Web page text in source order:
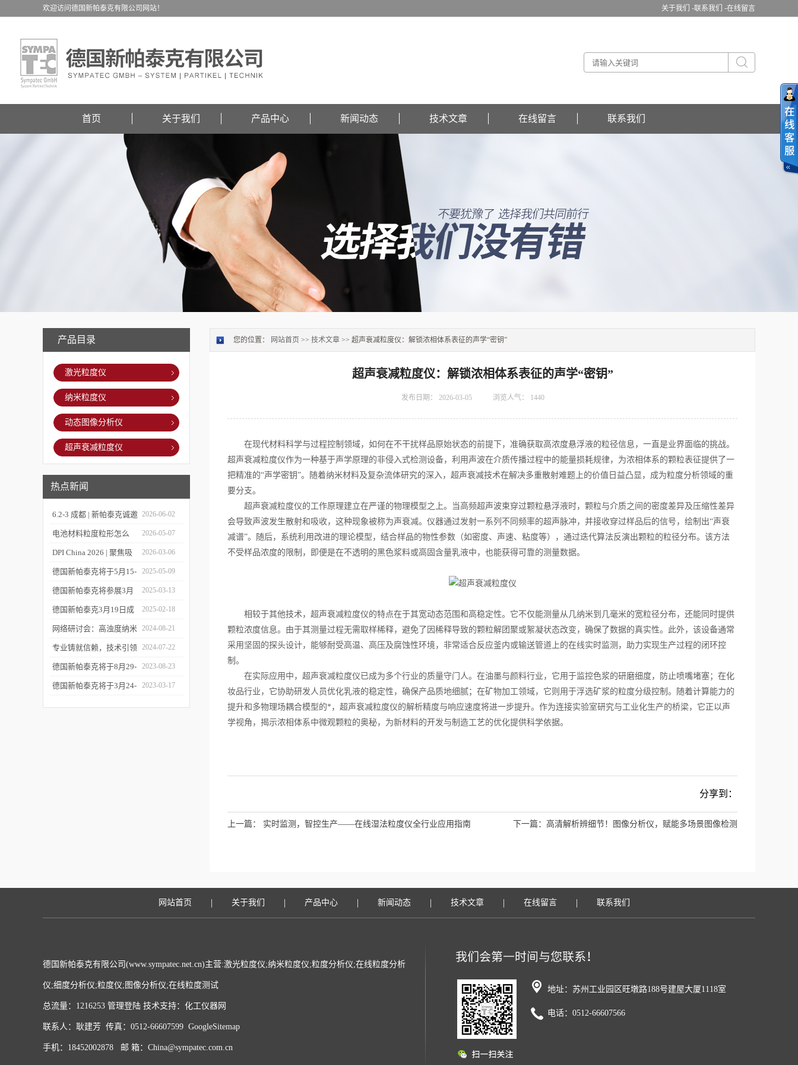
关于我们 -联系我们 -在线留言
欢迎访问德国新帕泰克有限公司网站！
首页 关于我们 产品中心 新闻动态 技术文章 在线留言 联系我们
产品目录
激光粒度仪
纳米粒度仪
动态图像分析仪
超声衰减粒度仪
热点新闻
6.2-3 成都 | 新帕泰克诚邀
您相约CPI西南制药工业
大会
2026-06-02
电池材料粒度粒形怎么
测？德国新帕泰克邀您共
赴CIBF2026
2026-05-07
DPI China 2026 | 聚焦吸
入制剂前沿，共探技术创
新之路
2026-03-06
德国新帕泰克将于5月15-
17日参加深圳CIBF电池
展
2025-05-09
德国新帕泰克将参展3月
20-21日成都CPI制药工业
大会
2025-03-13
德国新帕泰克3月19日成
都粒度与粒形分析研讨会
诚邀参与
2025-02-18
网络研讨会：高浊度纳米
颗粒分散体系中的粒度分
析
2024-08-21
专业铸就信赖，技术引领
未来——新帕泰克中国20
周年
2024-07-22
德国新帕泰克将于8月29-
31日参加Formnext 2023
2023-08-23
德国新帕泰克将于3月24- 2023-03-17
您的位置： 网站首页 >> 技术文章 >> 超声衰减粒度仪：解锁浓相体系表征的声学“密钥”
超声衰减粒度仪：解锁浓相体系表征的声学“密钥”
发布日期： 2026-03-05 浏览人气： 1440
在现代材料科学与过程控制领域，如何在不干扰样品原始状态的前提下，准确获取高浓度悬浮液的粒径信息，一直是业界面临的挑战。
超声衰减粒度仪作为一种基于声学原理的非侵入式检测设备，利用声波在介质传播过程中的能量损耗规律，为浓相体系的颗粒表征提供了一
把精准的“声学密钥”。随着纳米材料及复杂流体研究的深入，超声衰减技术在解决多重散射难题上的价值日益凸显，成为粒度分析领域的重
要分支。
超声衰减粒度仪的工作原理建立在严谨的物理模型之上。当高频超声波束穿过颗粒悬浮液时，颗粒与介质之间的密度差异及压缩性差异
会导致声波发生散射和吸收，这种现象被称为声衰减。仪器通过发射一系列不同频率的超声脉冲，并接收穿过样品后的信号，绘制出“声衰
减谱”。随后，系统利用改进的理论模型，结合样品的物性参数（如密度、声速、粘度等），通过迭代算法反演出颗粒的粒径分布。该方法
不受样品浓度的限制，即便是在不透明的黑色浆料或高固含量乳液中，也能获得可靠的测量数据。
相较于其他技术，超声衰减粒度仪的特点在于其宽动态范围和高稳定性。它不仅能测量从几纳米到几毫米的宽粒径分布，还能同时提供
颗粒浓度信息。由于其测量过程无需取样稀释，避免了因稀释导致的颗粒解团聚或絮凝状态改变，确保了数据的真实性。此外，该设备通常
采用坚固的探头设计，能够耐受高温、高压及腐蚀性环境，非常适合反应釜内或输送管道上的在线实时监测，助力实现生产过程的闭环控
制。
在实际应用中，超声衰减粒度仪已成为多个行业的质量守门人。在油墨与颜料行业，它用于监控色浆的研磨细度，防止喷嘴堵塞；在化
妆品行业，它协助研发人员优化乳液的稳定性，确保产品质地细腻；在矿物加工领域，它则用于浮选矿浆的粒度分级控制。随着计算能力的
提升和多物理场耦合模型的*，超声衰减粒度仪的解析精度与响应速度将进一步提升。作为连接实验室研究与工业化生产的桥梁，它正以声
学视角，揭示浓相体系中微观颗粒的奥秘，为新材料的开发与制造工艺的优化提供科学依据。
分享到：
上一篇： 实时监测，智控生产——在线湿法粒度仪全行业应用指南 下一篇： 高清解析辨细节！图像分析仪，赋能多场景图像检测
网站首页 | 关于我们 | 产品中心 | 新闻动态 | 技术文章 | 在线留言 | 联系我们
德国新帕泰克有限公司(www.sympatec.net.cn)主营:激光粒度仪;纳米粒度仪;粒度分析仪;在线粒度分析
仪;细度分析仪;粒度仪;图像分析仪;在线粒度测试
总流量：1216253 管理登陆 技术支持： 化工仪器网
联系人：耿建芳 传真：0512-66607599 GoogleSitemap
手机：18452002878 邮 箱：China@sympatec.com.cn
地址：苏州工业园区旺墩路188号建屋大厦1118室
电话：0512-66607566